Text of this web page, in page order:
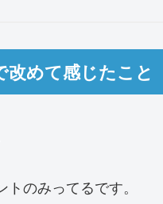
改めて感じたこと
のみってるです。